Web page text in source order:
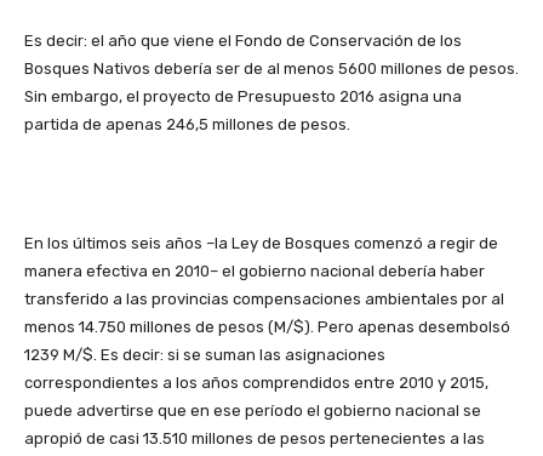
Es decir: el año que viene el Fondo de Conservación de los
Bosques Nativos debería ser de al menos 5600 millones de pesos.
Sin embargo, el proyecto de Presupuesto 2016 asigna una
partida de apenas 246,5 millones de pesos.
En los últimos seis años –la Ley de Bosques comenzó a regir de
manera efectiva en 2010– el gobierno nacional debería haber
transferido a las provincias compensaciones ambientales por al
menos 14.750 millones de pesos (M/$). Pero apenas desembolsó
1239 M/$. Es decir: si se suman las asignaciones
correspondientes a los años comprendidos entre 2010 y 2015,
puede advertirse que en ese período el gobierno nacional se
apropió de casi 13.510 millones de pesos pertenecientes a las